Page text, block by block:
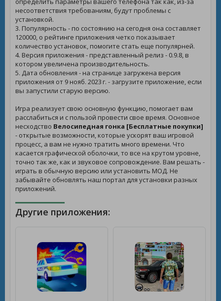
несоответствия требованиям, будут проблемы с
установкой.
3. Популярность - по состоянию на сегодня она составляет
120000, о рейтинге приложения четко показывает
количество установок, помогите стать еще популярней.
4. Версия приложения - представленный релиз - 0.9.8, в
котором увеличена производительность.
5. Дата обновления - на странице загружена версия
приложения от 9 нояб. 2023 г. - загрузите приложение, если
вы запустили старую версию.
Игра реализует свою основную функцию, помогает вам
расслабиться и с пользой провести свое время. Основное
несходство Велосипедная гонка [Бесплатные покупки]
- открытые возможности, которые ускорят ваш игровой
процесс, а вам не нужно тратить много времени. Что
касается графической оболочки, то все на крутом уровне,
точно так же, как и звуковое сопровождение. Вам решать -
играть в обычную версию или установить МОД. Не
забывайте обновлять наш портал для установки разных
приложений.
Другие приложения: